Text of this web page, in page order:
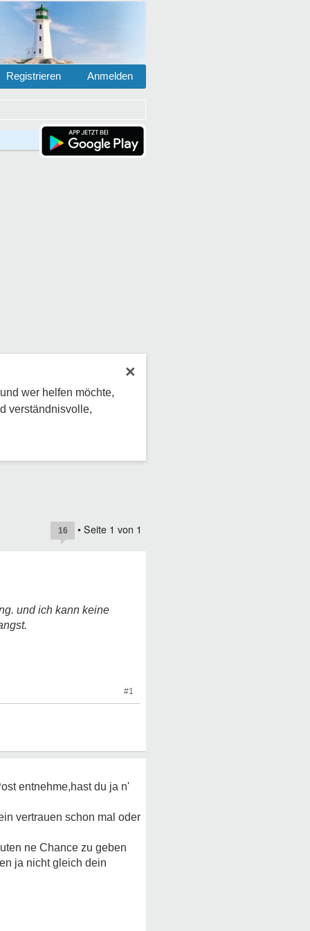
Anmelden
Registrieren
×
wer helfen möchte,
verständnisvolle,
16 • Seite 1 von 1
und ich kann keine
#1
entnehme,hast du ja n'
vertrauen schon mal oder
ne Chance zu geben
ja nicht gleich dein